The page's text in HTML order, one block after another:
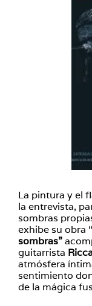
La pintura y el
la entrevista,
sombras
exhibe su obra “
sombras”
guitarrista
atmósfera
sentimiento
de la mágica